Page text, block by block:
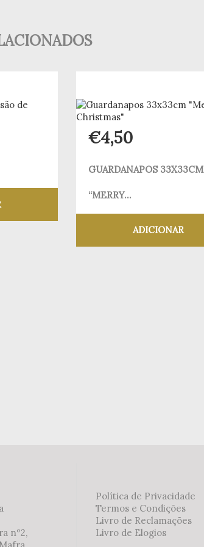
€4,50
GUARDANAPOS 33X33CM
“MERRY...
ADICIONAR
nº2,
Política de Privacidade
Termos e Condições
Livro de Reclamações
Livro de Elogios